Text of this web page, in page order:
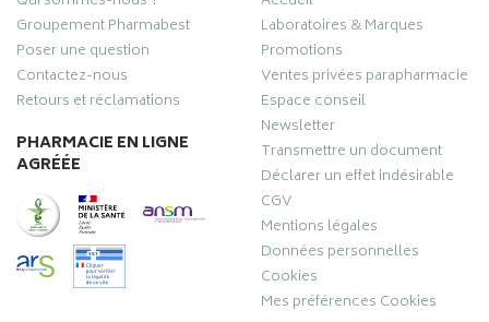
Groupement Pharmabest
Poser une question
Contactez-nous
Retours et réclamations
PHARMACIE EN LIGNE
AGRÉÉE
Laboratoires & Marques
Promotions
Ventes privées parapharmacie
Espace conseil
Newsletter
Transmettre un document
Déclarer un effet indésirable
CGV
Mentions légales
Données personnelles
Cookies
Mes préférences Cookies